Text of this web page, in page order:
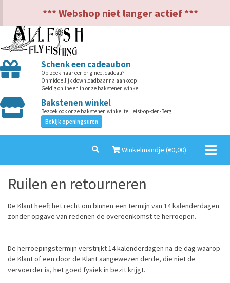
*** Webshop niet langer actief ***
Schenk een cadeaubon
Op zoek naar een origineel cadeau?
Onmiddellijk downloadbaar na aankoop
Geldig online en in onze bakstenen winkel
Bakstenen winkel
Bezoek ook onze bakstenen winkel te Heist-op-den-Berg
Bekijk openingsuren
Winkelmandje (€0,00)
Ruilen en retourneren
De Klant heeft het recht om binnen een termijn van 14 kalenderdagen
zonder opgave van redenen de overeenkomst te herroepen.
De herroepingstermijn verstrijkt 14 kalenderdagen na de dag waarop
de Klant of een door de Klant aangewezen derde, die niet de
vervoerder is, het goed fysiek in bezit krijgt.